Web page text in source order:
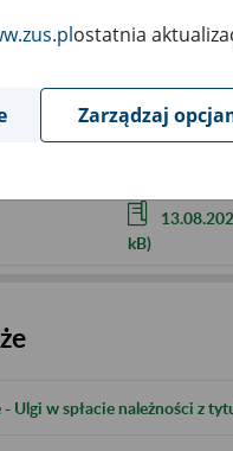
PUE-
kB)
Ulgi w spłacie należności z
ostatnia
Zarządzaj